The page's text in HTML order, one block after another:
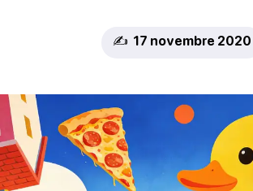
✍️ 17 novembre 2020